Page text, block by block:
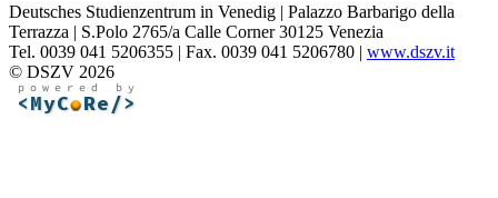
Deutsches Studienzentrum in Venedig | Palazzo Barbarigo della
Terrazza | S.Polo 2765/a Calle Corner 30125 Venezia
Tel. 0039 041 5206355 | Fax. 0039 041 5206780 | www.dszv.it
© DSZV 2026